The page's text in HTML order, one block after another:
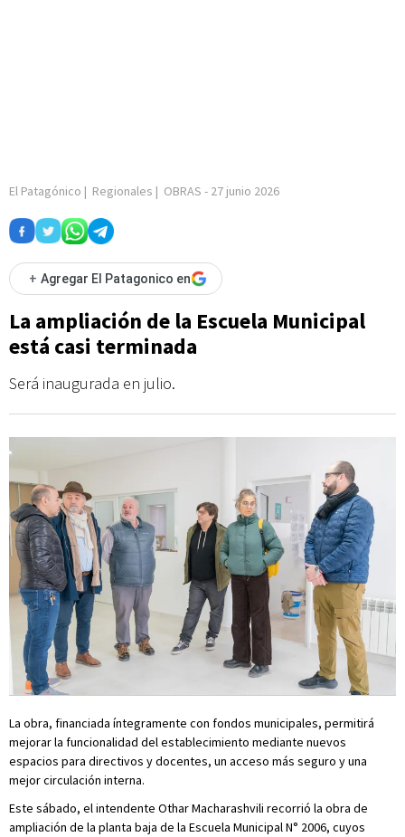
El Patagónico | Regionales | OBRAS - 27 junio 2026
+ Agregar El Patagonico en
La ampliación de la Escuela Municipal
está casi terminada
Será inaugurada en julio.
La obra, financiada íntegramente con fondos municipales, permitirá
mejorar la funcionalidad del establecimiento mediante nuevos
espacios para directivos y docentes, un acceso más seguro y una
mejor circulación interna.
Este sábado, el intendente Othar Macharashvili recorrió la obra de
ampliación de la planta baja de la Escuela Municipal N° 2006, cuyos